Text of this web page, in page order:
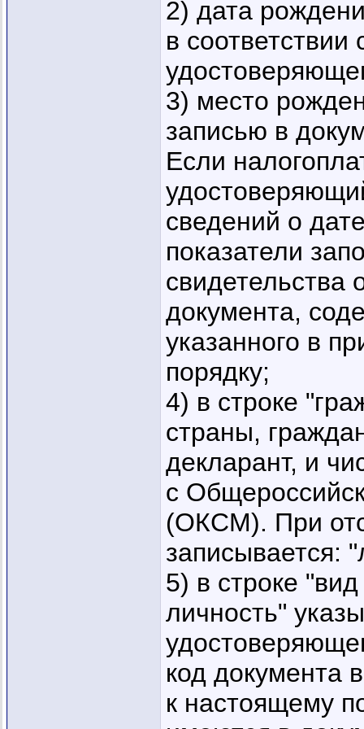
2) дата
в
3) место
записью в
Если
сведений о
показатели
свидетельства
документа,
указанного в
порядку;
4) в строке
страны,
декларант, и
с
(ОКСМ). При
записывается:
5) в строке
личность"
код документа
к настоящему